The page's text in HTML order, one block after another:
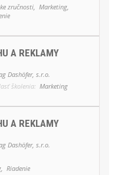
zručnosti, Marketing,
A REKLAMY
Dashöfer, s.r.o.
školenia: Marketing
A REKLAMY
Dashöfer, s.r.o.
Riadenie